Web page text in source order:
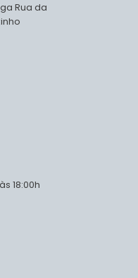
Rua da
18:00h